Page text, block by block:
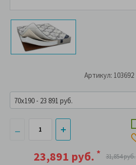
Артикул: 103692
23,891 руб. * 31,854 руб.
70x190 - 23 891 руб.